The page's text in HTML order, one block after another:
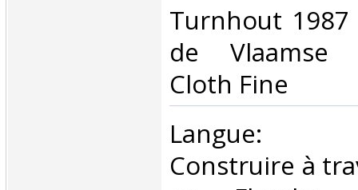
‎Turnhout
de Vlaamse
Cloth Fine ‎
‎Langue:
Construire à